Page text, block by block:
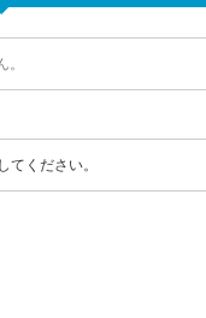
してください。